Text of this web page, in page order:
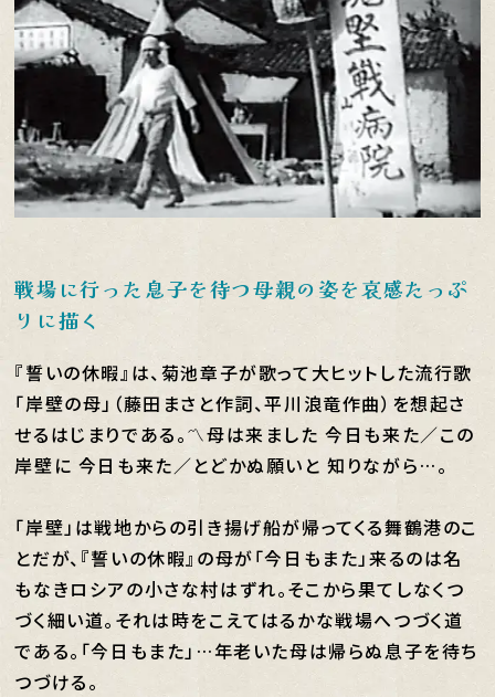
戦場に行った息子を待つ母親の姿を哀感たっぷ
りに描く
『誓いの休暇』は、菊池章子が歌って大ヒットした流行歌
「岸壁の母」（藤田まさと作詞、平川浪竜作曲）を想起さ
せるはじまりである。〽母は来ました 今日も来た／この
岸壁に 今日も来た／とどかぬ願いと 知りながら…。
「岸壁」は戦地からの引き揚げ船が帰ってくる舞鶴港のこ
とだが、『誓いの休暇』の母が「今日もまた」来るのは名
もなきロシアの小さな村はずれ。そこから果てしなくつ
づく細い道。それは時をこえてはるかな戦場へつづく道
である。「今日もまた」…年老いた母は帰らぬ息子を待ち
つづける。